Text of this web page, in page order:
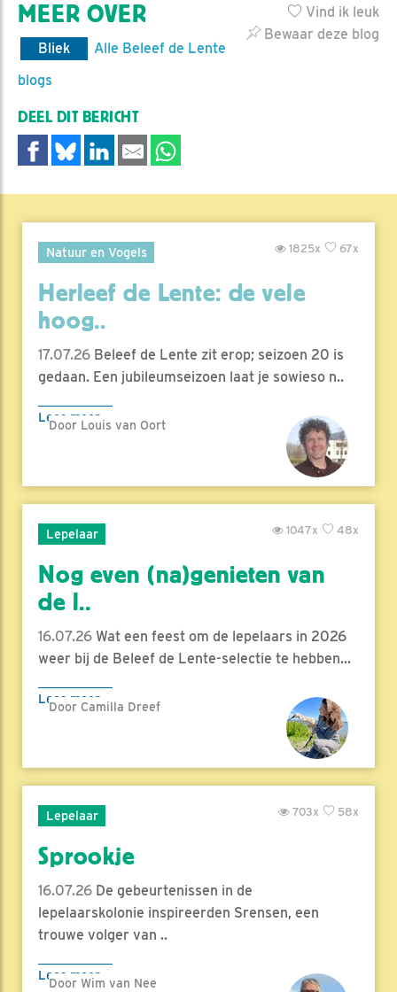
Vind ik leuk
Bewaar deze blog
MEER OVER
Bliek
Alle Beleef de Lente
blogs
DEEL DIT BERICHT
Natuur en Vogels 67x
1825x
Herleef de Lente: de vele
hoog..
17.07.26 Beleef de Lente zit erop; seizoen 20 is
gedaan. Een jubileumseizoen laat je sowieso n..
Lees meer
Door Louis van Oort
Lepelaar 48x
1047x
Nog even (na)genieten van
de l..
16.07.26 Wat een feest om de lepelaars in 2026
weer bij de Beleef de Lente-selectie te hebben...
Lees meer
Door Camilla Dreef
Lepelaar 58x
703x
Sprookje
16.07.26 De gebeurtenissen in de
lepelaarskolonie inspireerden Srensen, een
trouwe volger van ..
Lees meer
Door Wim van Nee